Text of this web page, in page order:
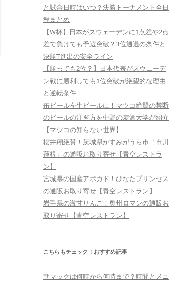
と試合日時はいつ？決勝トーナメント全日
程まとめ
【W杯】日本がスウェーデンに1点差や2点
差で負けても予選突破？3位通過の条件と
決勝T進出の安全ライン
【勝っても2位？】日本代表がスウェーデ
ン戦に勝利しても1位突破が絶望的な理由
と逆転条件
缶ビールを生ビールに！マツコ絶賛の禁断
のビールの注ぎ方を中野の麦酒大学が紹介
【マツコの知らない世界】
櫻井翔絶賛！茨城県かすみがうら市「市川
蓮根」の通販お取り寄せ【青空レストラ
ン】
宮城県の国産アボカド！ひなたプリンセス
の通販お取り寄せ【青空レストラン】
岩手県の激甘りんご！奥州ロマンの通販お
取り寄せ【青空レストラン】
こちらもチェック！おすすめ記事
朝マックは何時から何時まで？時間とメニ